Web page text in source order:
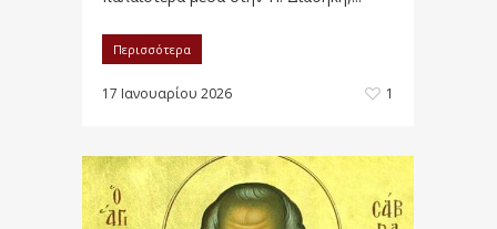
Περισσότερα
17 Ιανουαρίου 2026 1